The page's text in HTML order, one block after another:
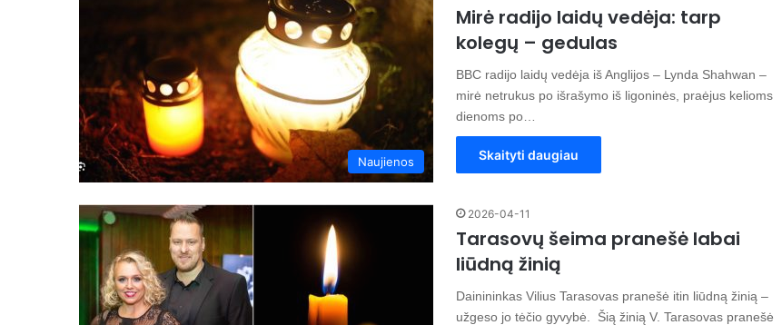
Naujienos
Mirė radijo laidų vedėja: tarp
kolegų – gedulas
BBC radijo laidų vedėja iš Anglijos – Lynda Shahwan –
mirė netrukus po išrašymo iš ligoninės, praėjus kelioms
dienoms po…
Skaityti daugiau
2026-04-11
Tarasovų šeima pranešė labai
liūdną žinią
Dainininkas Vilius Tarasovas pranešė itin liūdną žinią –
užgeso jo tėčio gyvybė. Šią žinią V. Tarasovas pranešė